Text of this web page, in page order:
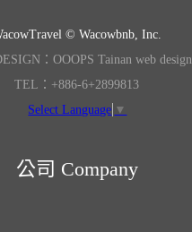
© Wacowbnb, Inc.
：OOOPS Tainan web design
TEL：+886-6+2899813
Select Language ▼
公司 Company